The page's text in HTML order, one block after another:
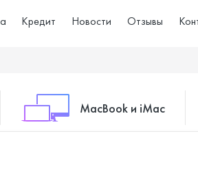
Кредит Новости Отзывы
MacBook и iMac